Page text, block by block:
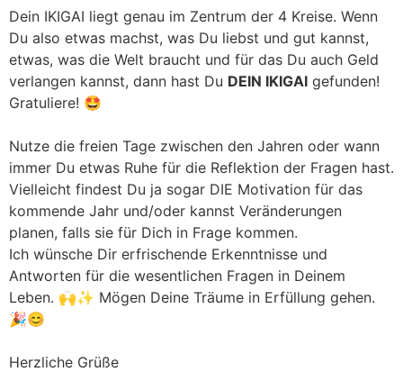
Dein IKIGAI liegt genau im Zentrum der 4 Kreise. Wenn
Du also etwas machst, was Du liebst und gut kannst,
etwas, was die Welt braucht und für das Du auch Geld
verlangen kannst, dann hast Du DEIN IKIGAI gefunden!
Gratuliere! 🤩
Nutze die freien Tage zwischen den Jahren oder wann
immer Du etwas Ruhe für die Reflektion der Fragen hast.
Vielleicht findest Du ja sogar DIE Motivation für das
kommende Jahr und/oder kannst Veränderungen
planen, falls sie für Dich in Frage kommen.
Ich wünsche Dir erfrischende Erkenntnisse und
Antworten für die wesentlichen Fragen in Deinem
Leben. 🙌✨ Mögen Deine Träume in Erfüllung gehen.
🎉😊
Herzliche Grüße